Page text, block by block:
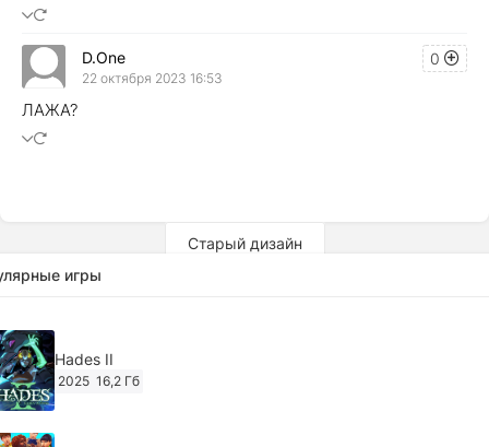
0
D.One
22 октября 2023 16:53
ЛАЖА?
Старый дизайн
игры
Hades II
2025 16,2 Гб